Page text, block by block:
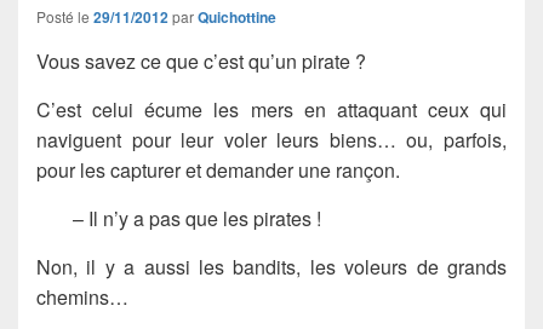
Posté le 29/11/2012 parQuichottine
Vous savez ce que c’est qu’un pirate ?
C’est celui écume les mers en attaquant ceux qui
naviguent pour leur voler leurs biens… ou, parfois,
pour les capturer et demander une rançon.
– Il n’y a pas que les pirates !
Non, il y a aussi les bandits, les voleurs de grands
chemins…